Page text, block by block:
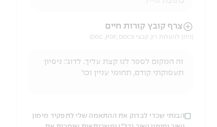
הניווט לאחר העלאת הקובץ באמצעות מקש ה-TAB
צרף קובץ קורות חיים
(ניתן להעלות רק קבצי DOC ,PDF, DOCX)
הבנתי שכדי לבדוק את ההתאמה שלי לתפקיד מימון